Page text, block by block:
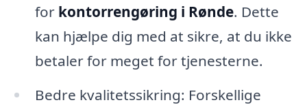
for kontorrengøring i Rønde. Dette
kan hjælpe dig med at sikre, at du ikke
betaler for meget for tjenesterne.
Bedre kvalitetssikring: Forskellige